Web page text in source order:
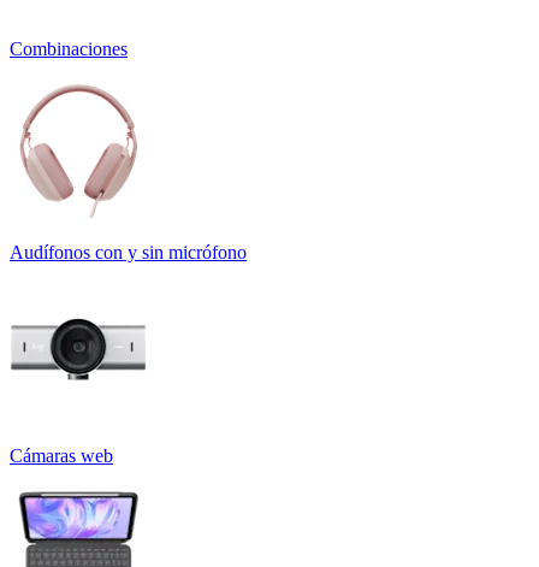
Combinaciones
Audífonos con y sin micrófono
Cámaras web